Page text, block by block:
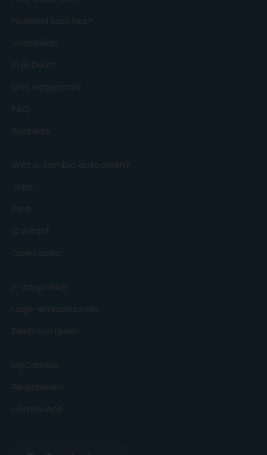
Hoeveel kost het?
Voordelen
In je buurt
Ons wagenpark
FAQ
Business
Wat is cambio autodelen?
Jobs
Pers
Contact
Open data
E-cargo bike
Lage-emissiezones
Elektrisch rijden
MyCambio
Registreren
cambioApp